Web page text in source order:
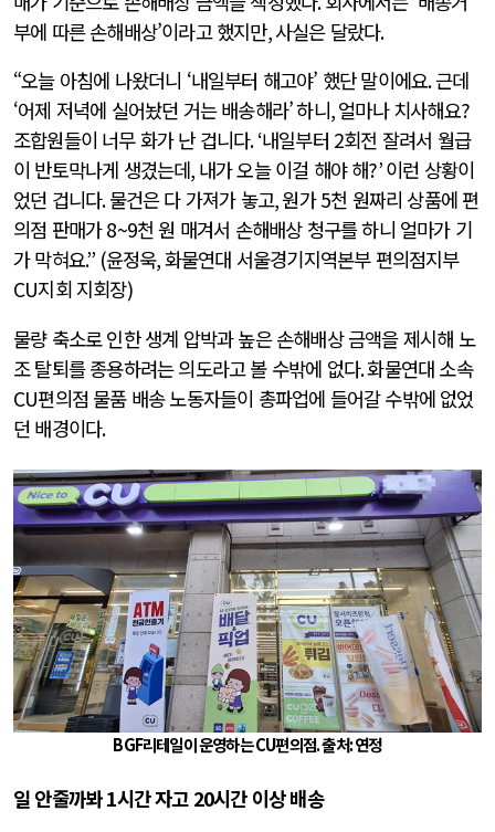
부에 따른 손해배상’이라고 했지만,사실은 달랐다.
“오늘 아침에 나왔더니 ‘내일부터 해고야’ 했단 말이에요.근데
‘어제 저녁에 실어놨던 거는 배송해라’하니,얼마나 치사해요?
조합원들이 너무 화가 난 겁니다. ‘내일부터 2회전 잘려서 월급
이 반토막나게 생겼는데, 내가 오늘 이걸 해야 해?’이런 상황이
었던 겁니다.물건은 다 가져가 놓고,원가5천 원짜리 상품에 편
의점 판매가8~9천 원 매겨서 손해배상 청구를 하니 얼마가 기
가 막혀요.” (윤정욱,화물연대 서울경기지역본부 편의점지부
CU지회 지회장)
물량 축소로 인한 생계 압박과 높은 손해배상 금액을 제시해 노
조 탈퇴를 종용하려는 의도라고 볼 수밖에 없다.화물연대 소속
CU편의점 물품 배송 노동자들이 총파업에 들어갈 수밖에 없었
던 배경이다.
BGF리테일이 운영하는CU편의점. 출처:연정
일 안줄까봐1시간 자고 20시간 이상 배송